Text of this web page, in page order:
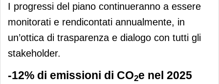
I progressi del piano continueranno a essere
monitorati e rendicontati annualmente, in
un’ottica di trasparenza e dialogo con tutti gli
stakeholder.
-12% di emissioni di CO2e nel 2025